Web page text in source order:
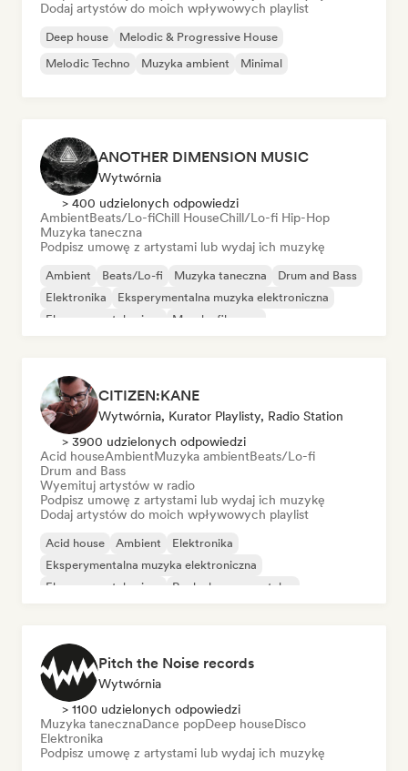
Dodaj artystów do moich wpływowych playlist
Deep house
Melodic & Progressive House
Melodic Techno
Muzyka ambient Minimal
ANOTHER DIMENSION MUSIC
Wytwórnia
> 400 udzielonych odpowiedzi
AmbientBeats/Lo-fiChill HouseChill/Lo-fi Hip-Hop
Muzyka taneczna
Podpisz umowę z artystami lub wydaj ich muzykę
Ambient Beats/Lo-fi Muzyka taneczna
Drum and Bass
Elektronika
Eksperymentalna muzyka elektroniczna
Eksperymentalny jazz
Muzyka filmowa
CITIZEN:KANE
Wytwórnia, Kurator Playlisty, Radio Station
> 3900 udzielonych odpowiedzi
Acid houseAmbientMuzyka ambientBeats/Lo-fi
Drum and Bass
Wyemituj artystów w radio
Podpisz umowę z artystami lub wydaj ich muzykę
Dodaj artystów do moich wpływowych playlist
Acid house Ambient
Elektronika
Eksperymentalna muzyka elektroniczna
Eksperymentalny jazz
Rock eksperymentalny
Pitch the Noise records
Wytwórnia
> 1100 udzielonych odpowiedzi
Muzyka tanecznaDance popDeep houseDisco
Elektronika
Podpisz umowę z artystami lub wydaj ich muzykę